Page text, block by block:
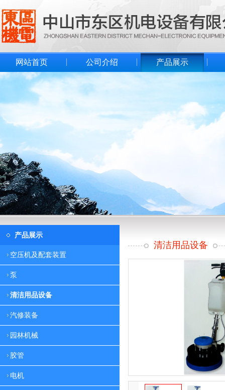
网站首页 公司介绍 产品展示
产品展示
空压机及配套装置
泵
清洁用品设备
汽修装备
园林机械
胶管
电机
清洁用品设备